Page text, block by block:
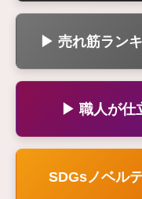
▶ 売れ筋ラン
▶ 職人が仕
SDGsノベル